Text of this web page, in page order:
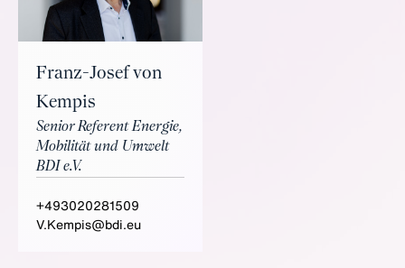
Franz-Josef von
Kempis
Senior Referent Energie,
Mobilität und Umwelt
BDI e.V.
+493020281509
V.Kempis@bdi.eu